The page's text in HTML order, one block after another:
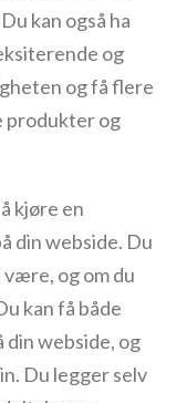
kan også ha
og
og få flere
produkter og
kjøre en
din webside. Du
og om du
kan få både
din webside, og
Du legger selv